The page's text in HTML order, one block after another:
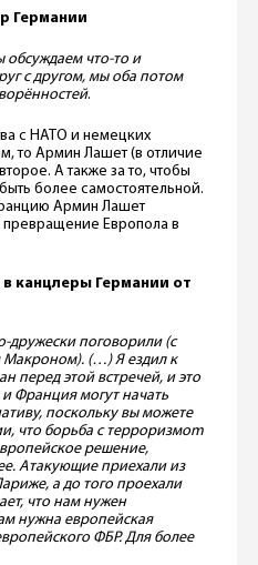
Германии
обсуждаем что-то и
с другом, мы оба потом
.
с НАТО и немецких
то Армин Лашет (в отличие
А также за то, чтобы
более самостоятельной.
Армин Лашет
превращение Европола в
канцлеры Германии от
поговорили (с
Макроном). (…) Я ездил к
перед этой встречей, и это
Франция могут начать
поскольку вы можете
что борьба с терроризмom
решение,
Атакующие приехали из
а до того проехали
что нам нужен
нужна европейская
ФБР. Для более